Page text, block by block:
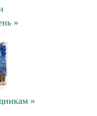
»
»